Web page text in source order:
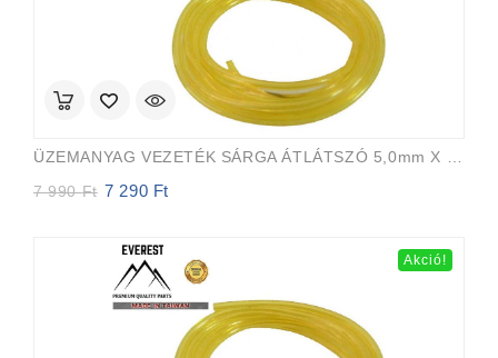
ÜZEMANYAG VEZETÉK SÁRGA ÁTLÁTSZÓ 5,0mm X 8,0mm 15m EVEREST PRO
7 990Ft Original
990 Ft.
7 290 Ft
290 Ft.
Akció!